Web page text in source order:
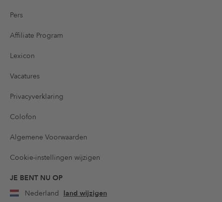
Pers
Affiliate Program
Lexicon
Vacatures
Privacyverklaring
Colofon
Algemene Voorwaarden
Cookie-instellingen wijzigen
JE BENT NU OP
Nederland land wijzigen